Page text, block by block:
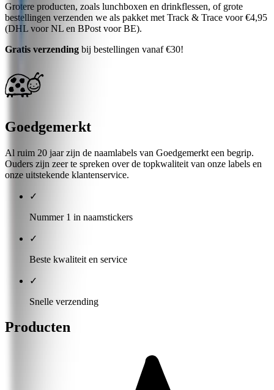
Grotere producten, zoals lunchboxen en drinkflessen, of grote
bestellingen verzenden we als pakket met Track & Trace voor €4,95
(DHL voor NL en BPost voor BE).
Gratis verzending bij bestellingen vanaf €30!
Goedgemerkt
Al ruim 20 jaar zijn de naamlabels van Goedgemerkt een begrip.
Ouders zijn zeer te spreken over de topkwaliteit van onze labels en
onze uitstekende klantenservice.
✓
Nummer 1 in naamstickers
✓
Beste kwaliteit en service
✓
Snelle verzending
Producten